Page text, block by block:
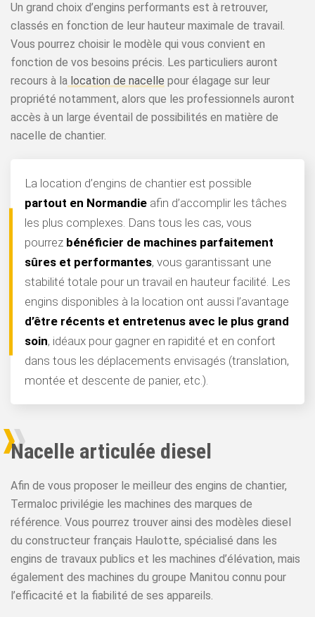
Un grand choix d’engins performants est à retrouver,
classés en fonction de leur hauteur maximale de travail.
Vous pourrez choisir le modèle qui vous convient en
fonction de vos besoins précis. Les particuliers auront
recours à la location de nacelle pour élagage sur leur
propriété notamment, alors que les professionnels auront
accès à un large éventail de possibilités en matière de
nacelle de chantier.
La location d’engins de chantier est possible
partout en Normandie afin d’accomplir les tâches
les plus complexes. Dans tous les cas, vous
pourrez bénéficier de machines parfaitement
sûres et performantes, vous garantissant une
stabilité totale pour un travail en hauteur facilité. Les
engins disponibles à la location ont aussi l’avantage
d’être récents et entretenus avec le plus grand
soin, idéaux pour gagner en rapidité et en confort
dans tous les déplacements envisagés (translation,
montée et descente de panier, etc.).
Nacelle articulée diesel
Afin de vous proposer le meilleur des engins de chantier,
Termaloc privilégie les machines des marques de
référence. Vous pourrez trouver ainsi des modèles diesel
du constructeur français Haulotte, spécialisé dans les
engins de travaux publics et les machines d’élévation, mais
également des machines du groupe Manitou connu pour
l’efficacité et la fiabilité de ses appareils.